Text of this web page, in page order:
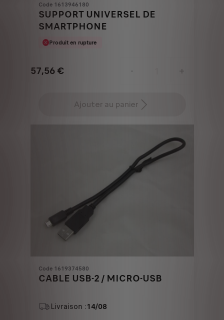
Code 1613946180
SUPPORT UNIVERSEL DE
SMARTPHONE
Produit en rupture
57,56 € -
+
Ajouter au panier
Code 1619374580
CABLE USB-2 / MICRO-USB
Livraison :14/08